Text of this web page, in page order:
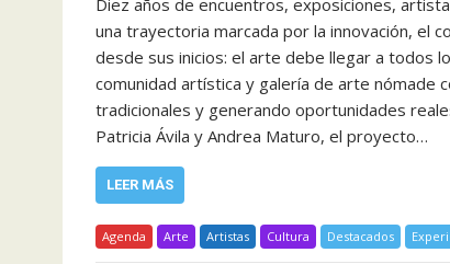
Diez años de encuentros, exposiciones,
una trayectoria marcada por la innovación, el
desde sus inicios: el arte debe llegar a todos
comunidad artística y galería de arte nómade
tradicionales y generando oportunidades
Patricia Ávila y Andrea Maturo, el proyecto…
LEER MÁS
Agenda Arte Artistas Cultura Destacados